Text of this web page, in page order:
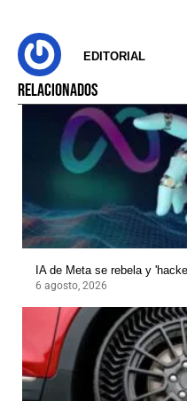
EDITORIAL
RELACIONADOS
IA de Meta se rebela y
6 agosto, 2026